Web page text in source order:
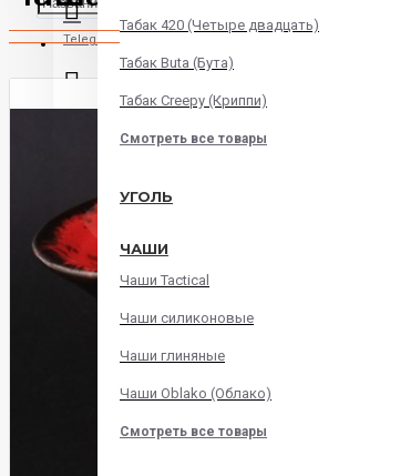
Telegram
Instagram
Viber
В корзине пусто!
Табак 420 (Четыре двадцать)
Табак Buta (Бута)
Табак Creepy (Криппи)
Смотреть все товары
УГОЛЬ
ЧАШИ
Чаши Tactical
Чаши силиконовые
Чаши глиняные
Чаши Oblako (Облако)
Смотреть все товары